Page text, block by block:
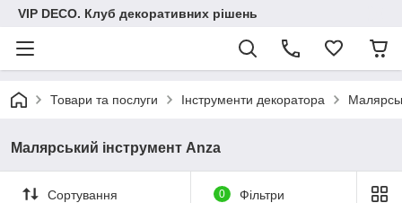
VIP DECO. Клуб декоративних рішень
Товари та послуги Інструменти декоратора
Малярський інструмент Anza
Сортування 0 Фільтри